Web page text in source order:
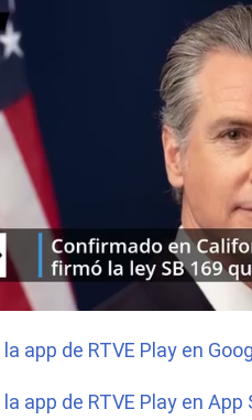
app de RTVE Play en
app de RTVE Play en App